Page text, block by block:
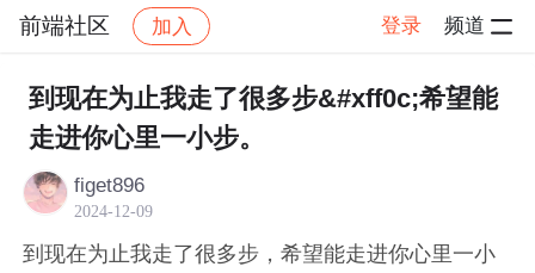
前端社区 加入 登录 频道
社区 前端社区 感慨 帖子详情
到现在为止我走了很多步&#xff0c;希望能
走进你心里一小步。
figet896
2024-12-09
到现在为止我走了很多步，希望能走进你心里一小